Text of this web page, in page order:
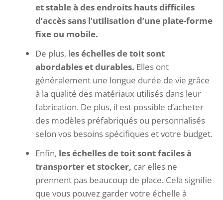
et stable à des endroits hauts difficiles
d’accès sans l’utilisation d’une plate-forme
fixe ou mobile.
De plus, les échelles de toit sont
abordables et durables. Elles ont
généralement une longue durée de vie grâce
à la qualité des matériaux utilisés dans leur
fabrication. De plus, il est possible d’acheter
des modèles préfabriqués ou personnalisés
selon vos besoins spécifiques et votre budget.
Enfin, les échelles de toit sont faciles à
transporter et stocker, car elles ne
prennent pas beaucoup de place. Cela signifie
que vous pouvez garder votre échelle à